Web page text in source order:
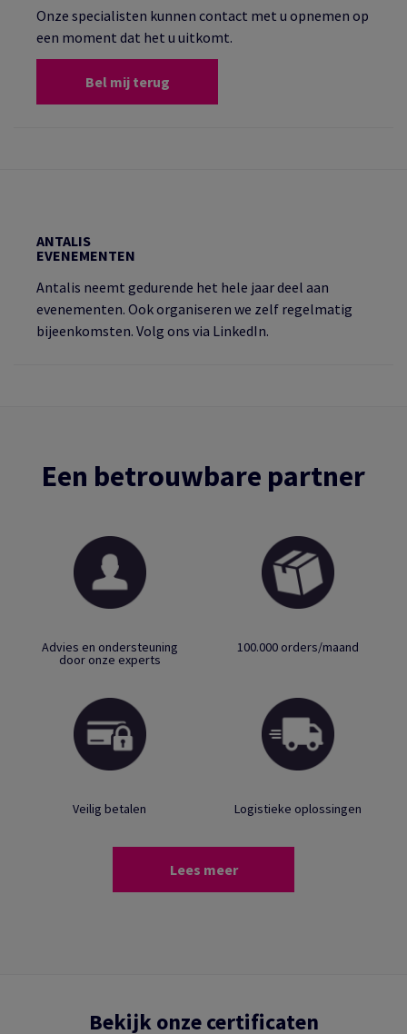
Onze specialisten kunnen contact met u opnemen op
een moment dat het u uitkomt.
Bel mij terug
ANTALIS
EVENEMENTEN
Antalis neemt gedurende het hele jaar deel aan
evenementen. Ook organiseren we zelf regelmatig
bijeenkomsten. Volg ons via LinkedIn.
Een betrouwbare partner
Advies en ondersteuning
door onze experts
100.000 orders/maand
Veilig betalen Logistieke oplossingen
Lees meer
Bekijk onze certificaten